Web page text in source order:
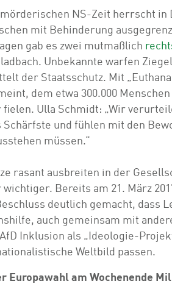
mörderischen NS-Zeit herrscht
mit Behinderung
gab es zwei mutmaßlich
Unbekannte warfen
der Staatsschutz. Mit
dem etwa 300.000
Ulla Schmidt: „Wir
Schärfste und fühlen mit den
müssen.“
rasant ausbreiten in der
Bereits am 21. März
deutlich gemacht, dass
auch gemeinsam mit
Inklusion als „Ideologie-
Weltbild passen.
Europawahl am Wochenende